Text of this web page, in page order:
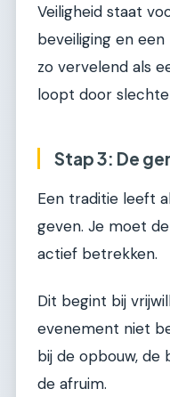
Veiligheid staat
beveiliging en
zo vervelend als
loopt door
Stap 3: De
Een traditie leeft
geven. Je moet
actief betrekken.
Dit begint bij
evenement niet
bij de opbouw, de
de afruim.